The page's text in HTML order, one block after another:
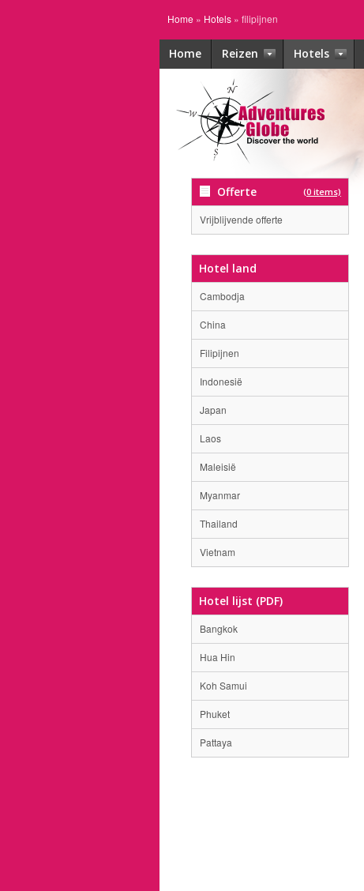
Home » Hotels » filipijnen
Home Reizen Hotels
Offerte (0 items)
Vrijblijvende offerte
Hotel land
Cambodja
China
Filipijnen
Indonesië
Japan
Laos
Maleisië
Myanmar
Thailand
Vietnam
Hotel lijst (PDF)
Bangkok
Hua Hin
Koh Samui
Phuket
Pattaya